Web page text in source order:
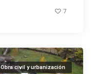
7
Obra civil y urbanización